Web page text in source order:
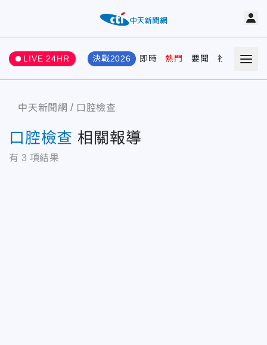
LIVE 24HR 決戰2026 即時 熱門 要聞 社會 娛樂
中天新聞網 口腔檢查
口腔檢查 相關報導
有 3 項結果